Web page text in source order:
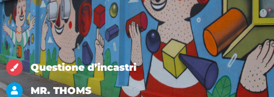
Questione d’incastri
MR. THOMS